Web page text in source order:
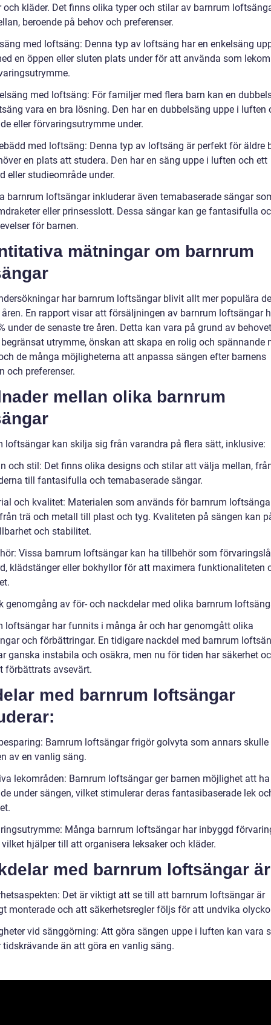
och kläder. Det finns olika typer och stilar av barnrum
beroende på behov och preferenser.
med loftsäng: Denna typ av loftsäng har en enkelsäng
en öppen eller sluten plats under för att använda som
med loftsäng: För familjer med flera barn kan en
vara en bra lösning. Den har en dubbelsäng uppe i luften
eller förvaringsutrymme under.
med loftsäng: Denna typ av loftsäng är perfekt för äldre
en plats att studera. Den har en säng uppe i luften och ett
eller studieområde under.
barnrum loftsängar inkluderar även temabaserade sängar
eller prinsesslott. Dessa sängar kan ge fantasifulla
för barnen.
mätningar om barnrum
har barnrum loftsängar blivit allt mer populära de
åren. En rapport visar att försäljningen av barnrum loftsängar
under de senaste tre åren. Detta kan vara på grund av
utrymme, önskan att skapa en rolig och spännande
de många möjligheterna att anpassa sängen efter barnens
och preferenser.
mellan olika barnrum
loftsängar kan skilja sig från varandra på flera sätt, inklusive:
och stil: Det finns olika designs och stilar att välja mellan,
till fantasifulla och temabaserade sängar.
och kvalitet: Materialen som används för barnrum
trä och metall till plast och tyg. Kvaliteten på sängen kan
och stabilitet.
Vissa barnrum loftsängar kan ha tillbehör som
klädstänger eller bokhyllor för att maximera funktionaliteten
genomgång av för- och nackdelar med olika barnrum
loftsängar har funnits i många år och har genomgått olika
och förbättringar. En tidigare nackdel med barnrum
ganska instabila och osäkra, men nu för tiden har säkerhet
förbättrats avsevärt.
med barnrum loftsängar
Barnrum loftsängar frigör golvyta som annars skulle
av en vanlig säng.
lekområden: Barnrum loftsängar ger barnen möjlighet att
under sängen, vilket stimulerar deras fantasibaserade lek
Många barnrum loftsängar har inbyggd
vilket hjälper till att organisera leksaker och kläder.
med barnrum loftsängar
Det är viktigt att se till att barnrum loftsängar är
monterade och att säkerhetsregler följs för att undvika
vid sänggörning: Att göra sängen uppe i luften kan vara
tidskrävande än att göra en vanlig säng.